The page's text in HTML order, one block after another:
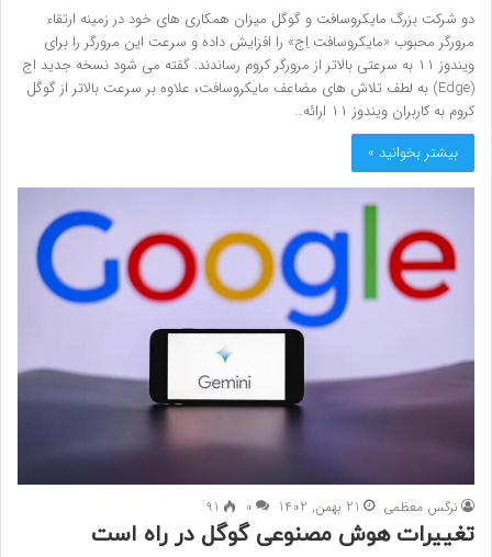
دو شرکت بزرگ مایکروسافت و گوگل میزان همکاری های خود در زمینه ارتقاء
مرورگر محبوب «مایکروسافت اِج» را افزایش داده و سرعت این مرورگر را برای
ویندوز ۱۱ به سرعتی بالاتر از مرورگر کروم رساندند. گفته می شود نسخه جدید اج
(Edge) به لطف تلاش های مضاعف مایکروسافت، علاوه بر سرعت بالاتر از گوگل
کروم به کاربران ویندوز ۱۱ ارائه…
بیشتر بخوانید »
نرگس معظمی 21 بهمن, 1402 0
91
تغییرات هوش مصنوعی گوگل در راه است